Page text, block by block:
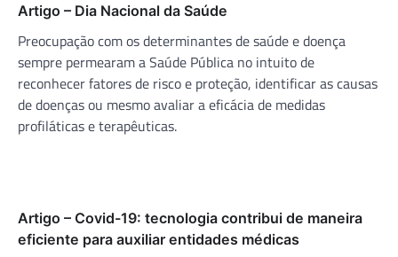
Artigo – Dia Nacional da Saúde
Preocupação com os determinantes de saúde e doença
sempre permearam a Saúde Pública no intuito de
reconhecer fatores de risco e proteção, identificar as causas
de doenças ou mesmo avaliar a eficácia de medidas
profiláticas e terapêuticas.
Artigo – Covid-19: tecnologia contribui de maneira
eficiente para auxiliar entidades médicas